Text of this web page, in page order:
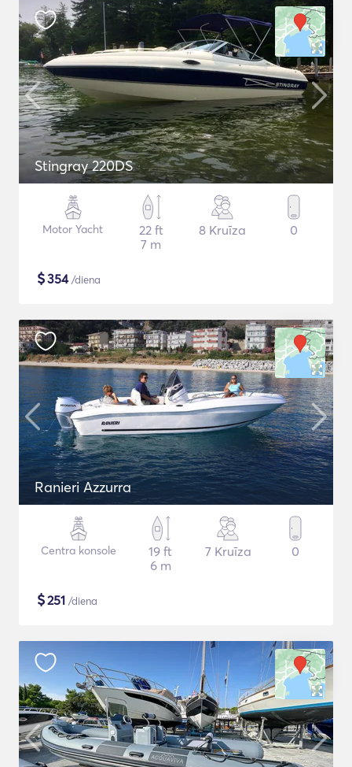
Stingray 220DS
Motor Yacht
22 ft
7 m
8 Kruīza 0
$354/diena
Ranieri Azzurra
Centra konsole
19 ft
6 m
7 Kruīza 0
$251 /diena